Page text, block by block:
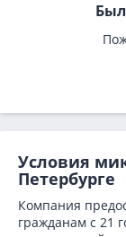
Условия
Петербурге
Компания
гражданам с 21